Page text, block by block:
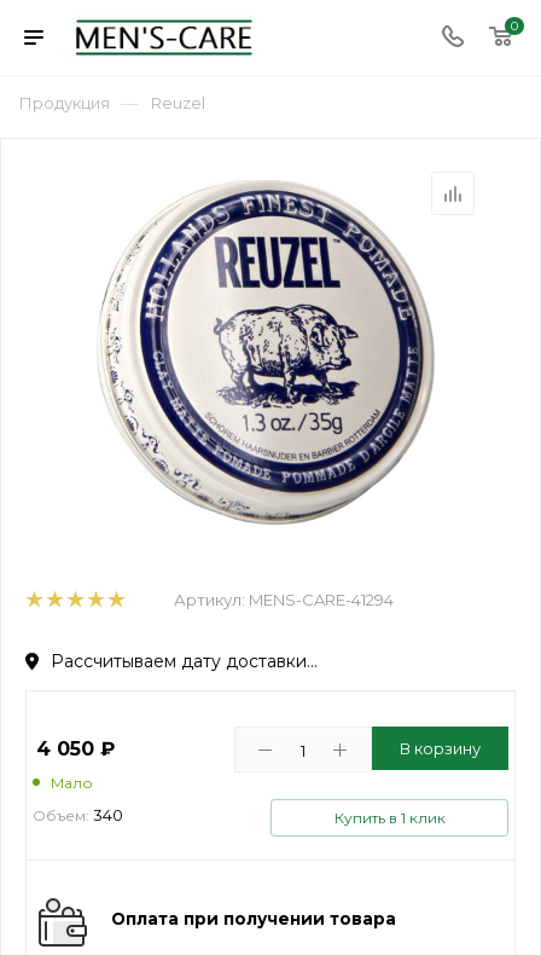
0
Продукция — Reuzel
Артикул: MENS-CARE-41294
Рассчитываем дату доставки...
4 050 ₽
Мало
Объем: 340
В корзину
Купить в 1 клик
Оплата при получении товара